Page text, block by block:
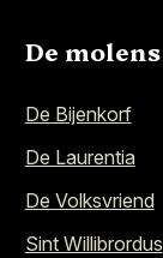
De molens
De Bijenkorf
De Laurentia
De Volksvriend
Sint Willibrordus